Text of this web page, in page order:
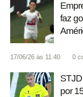
faz
17/06/26 às 11:40 0
por